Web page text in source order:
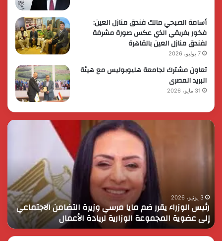
أسامة الصبحي مالك فندق منازل العين:
فخور بفريقي الذي عكس صورة مشرفة
لفندق منازل العين بالقاهرة
7 يوليو، 2026
تعاون مشترك لجامعة هليوبوليس مع هيئة
البريد المصرى
31 مايو، 2026
رئيس
التضامن
الاجتماعي
إلى
عضوية
المجموعة
3 يونيو، 2026
رئيس الوزراء يقرر ضم مايا مرسي وزيرة التضامن الاجتماعي
إلى عضوية المجموعة الوزارية لريادة الأعمال
في